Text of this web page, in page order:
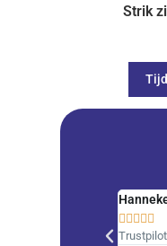
Strik
    
Trustpilot